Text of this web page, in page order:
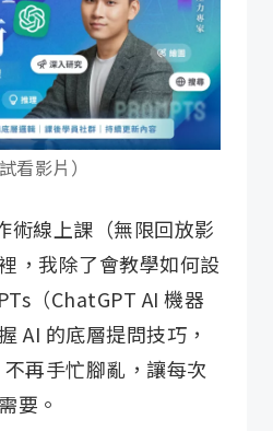
看影片）
術線上課（無限回放影
，我除了會教學如何設
（ChatGPT AI 機器
AI 的底層提問技巧，
再手忙腳亂，讓每次
要。